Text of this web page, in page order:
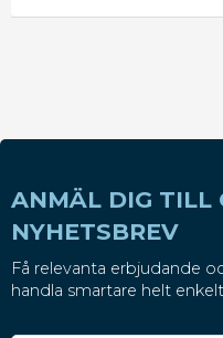
ANMÄL DIG TILL
NYHETSBREV
Få relevanta erbjudande
handla smartare helt